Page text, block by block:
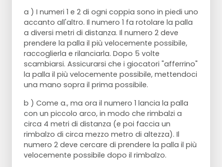
a ) I numeri 1 e 2 di ogni coppia sono in piedi uno
accanto all'altro. Il numero 1 fa rotolare la palla
a diversi metri di distanza. Il numero 2 deve
prendere la palla il più velocemente possibile,
raccoglierla e rilanciarla. Dopo 5 volte
scambiarsi. Assicurarsi che i giocatori "afferrino"
la palla il più velocemente possibile, mettendoci
una mano sopra il prima possibile.
b ) Come a., ma ora il numero 1 lancia la palla
con un piccolo arco, in modo che rimbalzi a
circa 4 metri di distanza (e poi faccia un
rimbalzo di circa mezzo metro di altezza). Il
numero 2 deve cercare di prendere la palla il più
velocemente possibile dopo il rimbalzo.